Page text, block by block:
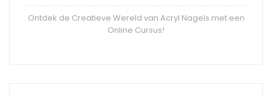
Ontdek de Creatieve Wereld van Acryl Nagels met een
Online Cursus!